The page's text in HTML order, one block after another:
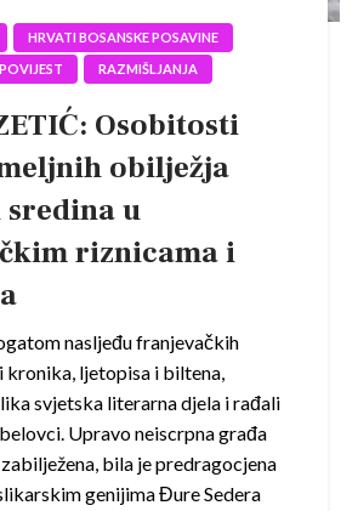
HRVATI BOSANSKE POSAVINE
POVIJEST RAZMIŠLJANJA
Osobitosti
obilježja
u
riznicama i
nasljeđu franjevačkih
kronika, ljetopisa i biltena,
svjetska literarna djela i rađali
Upravo neiscrpna građa
bila je predragocjena
genijima Đure Sedera